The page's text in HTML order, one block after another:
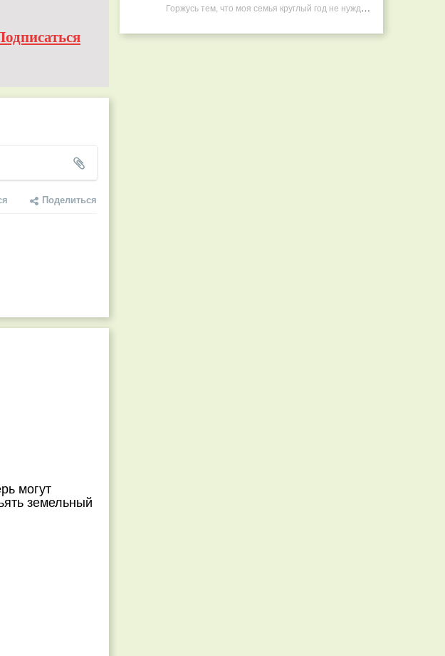
Поделиться
могут
земельный
Горжусь тем, что моя семья круглый год не нуждается в покупных витаминах